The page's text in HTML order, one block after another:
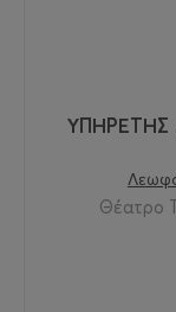
Θέατρο